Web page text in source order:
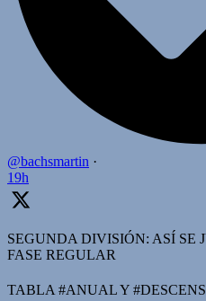
@bachsmartin ·
19h
SEGUNDA DIVISIÓN: ASÍ SE
FASE REGULAR
TABLA #ANUAL Y